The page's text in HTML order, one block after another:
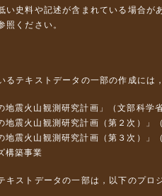
い史料や記述が含まれている場合が
照ください。
るテキストデータの一部の作成には
地震火山観測研究計画」（文部科学
地震火山観測研究計画（第２次）」
地震火山観測研究計画（第３次）」
構築事業
キストデータの一部は，以下のプロ